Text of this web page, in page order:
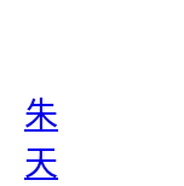
朱
天